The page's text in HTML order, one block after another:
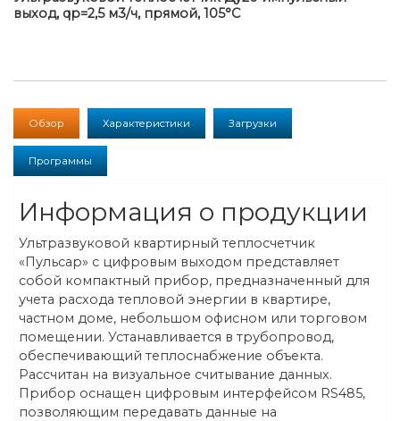
выход, qp=2,5 м3/ч, прямой, 105°C
Обзор Характеристики Загрузки
Программы
Информация о продукции
Ультразвуковой квартирный теплосчетчик
«Пульсар» с цифровым выходом представляет
собой компактный прибор, предназначенный для
учета расхода тепловой энергии в квартире,
частном доме, небольшом офисном или торговом
помещении. Устанавливается в трубопровод,
обеспечивающий теплоснабжение объекта.
Рассчитан на визуальное считывание данных.
Прибор оснащен цифровым интерфейсом RS485,
позволяющим передавать данные на